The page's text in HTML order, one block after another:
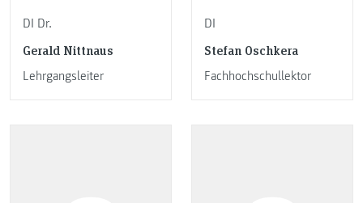
DI Dr.
Gerald Nittnaus
Lehrgangsleiter
DI
Stefan Oschkera
Fachhochschullektor